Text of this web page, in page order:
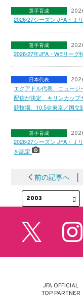
選手育成
2026/27シーズン JFA・Ｊ
選手育成
2026/27年JFA・WEリー
日本代表
エクアドル代表、ニュー
配信が決定 キリンカップ
競技場、10.5＠東京／国
選手育成
2026/27シーズン JFA・Ｊ
を認定
前の記事へ │
JFA OFFICIAL
TOP PARTNER